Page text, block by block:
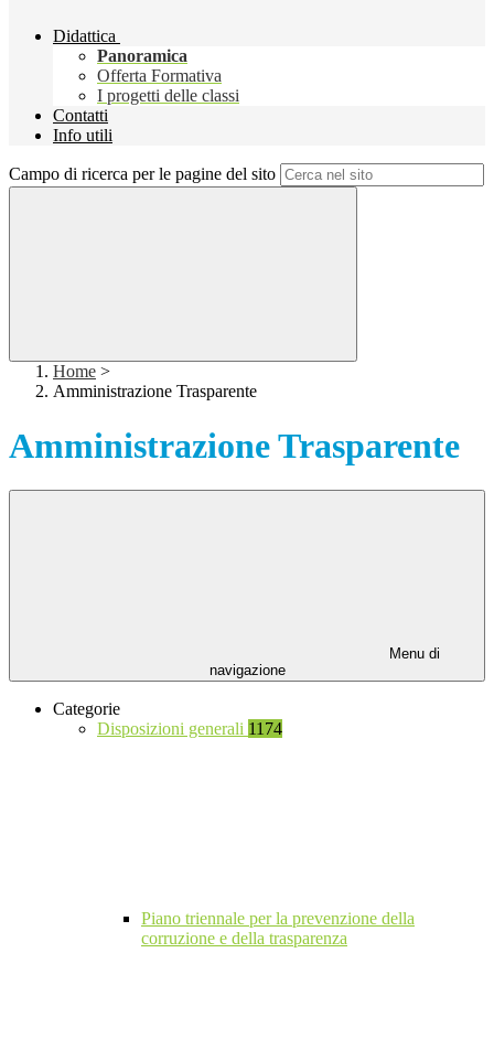
Didattica
Panoramica
Offerta Formativa
I progetti delle classi
Contatti
Info utili
Campo di ricerca per le pagine del sito
Home >
Amministrazione Trasparente
Amministrazione Trasparente
Menu di
navigazione
Categorie
Disposizioni generali 1174
Piano triennale per la prevenzione della
corruzione e della trasparenza